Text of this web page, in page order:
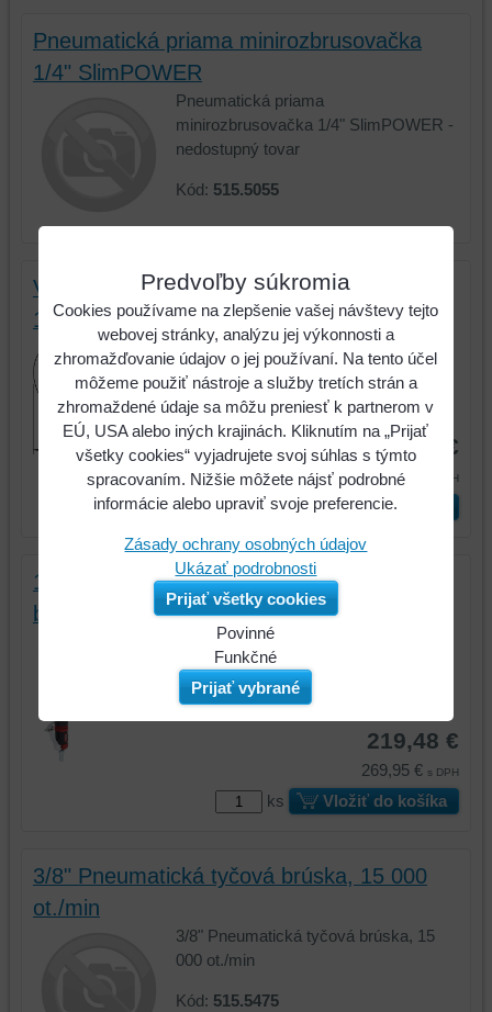
Pneumatická priama minirozbrusovačka
1/4" SlimPOWER
Pneumatická priama
minirozbrusovačka 1/4" SlimPOWER -
nedostupný tovar
Kód: 515.5055
Vysokovýkonný rezací kotúč, Ø 75mm,
1,5mm, 50 ks
Vysokovýkonný rezací kotúč, Ø
75mm, 1,5mm, 50 ks
Kód:515.5057
105,06 €
129,22 € s DPH
ks Vložiť do košíka
1/4" SlimPOWER mini pneumatická tyčová
brúska, dlhá
1/4" SlimPOWER mini pneumatická
tyčová brúska, dlhá
Kód:515.5060
219,48 €
269,95 € s DPH
ks Vložiť do košíka
3/8" Pneumatická tyčová brúska, 15 000
ot./min
3/8" Pneumatická tyčová brúska, 15
000 ot./min
Kód: 515.5475
Predvoľby súkromia
Cookies používame na zlepšenie vašej návštevy tejto
webovej stránky, analýzu jej výkonnosti a
zhromažďovanie údajov o jej používaní. Na tento účel
môžeme použiť nástroje a služby tretích strán a
zhromaždené údaje sa môžu preniesť k partnerom v
EÚ, USA alebo iných krajinách. Kliknutím na „Prijať
všetky cookies“ vyjadrujete svoj súhlas s týmto
spracovaním. Nižšie môžete nájsť podrobné
informácie alebo upraviť svoje preferencie.
Zásady ochrany osobných údajov
Ukázať podrobnosti
Prijať všetky cookies
Povinné
ukladá
údaje
cookie
úložiská
Funkčné
údaje
na
a
úložiská
prehliadača),
Prijať vybrané